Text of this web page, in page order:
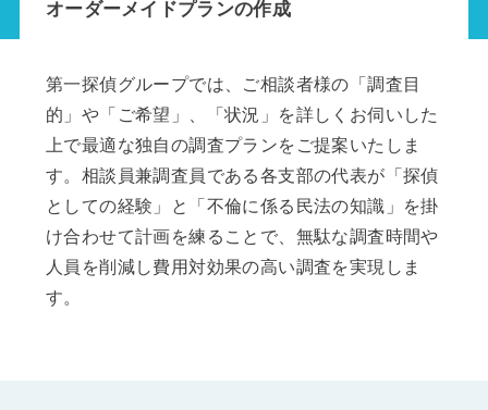
オーダーメイドプランの作成
第一探偵グループでは、ご相談者様の「調査目
的」や「ご希望」、「状況」を詳しくお伺いした
上で最適な独自の調査プランをご提案いたしま
す。相談員兼調査員である各支部の代表が「探偵
としての経験」と「不倫に係る民法の知識」を掛
け合わせて計画を練ることで、無駄な調査時間や
人員を削減し費用対効果の高い調査を実現しま
す。